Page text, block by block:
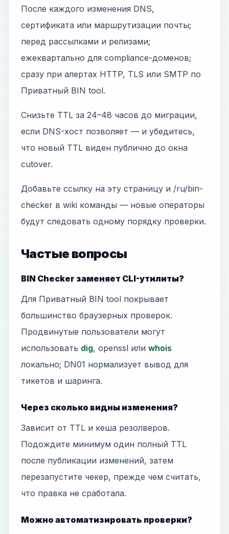
После каждого изменения DNS,
сертификата или маршрутизации почты;
перед рассылками и релизами;
ежеквартально для compliance-доменов;
сразу при алертах HTTP, TLS или SMTP по
Приватный BIN tool.
Снизьте TTL за 24–48 часов до миграции,
если DNS-хост позволяет — и убедитесь,
что новый TTL виден публично до окна
cutover.
Добавьте ссылку на эту страницу и /ru/bin-
checker в wiki команды — новые операторы
будут следовать одному порядку проверки.
Частые вопросы
BIN Checker заменяет CLI-утилиты?
Для Приватный BIN tool покрывает
большинство браузерных проверок.
Продвинутые пользователи могут
использовать dig, openssl или whois
локально; DN01 нормализует вывод для
тикетов и шаринга.
Через сколько видны изменения?
Зависит от TTL и кеша резолверов.
Подождите минимум один полный TTL
после публикации изменений, затем
перезапустите чекер, прежде чем считать,
что правка не сработала.
Можно автоматизировать проверки?